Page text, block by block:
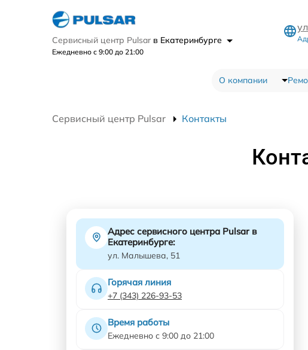
Сервисный центр Pulsar в Екатеринбурге
Ежедневно с 9:00 до 21:00
О компании
Сервисный центр Pulsar Контакты
Адрес сервисного центра Pulsar в
Екатеринбурге:
ул. Малышева, 51
Горячая линия
+7 (343) 226-93-53
Время работы
Ежедневно с 9:00 до 21:00